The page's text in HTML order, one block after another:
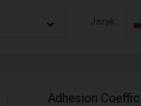
Jazyk:
Adhesion